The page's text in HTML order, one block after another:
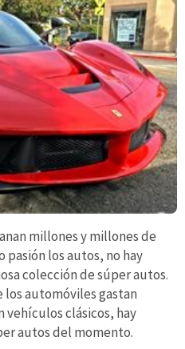
millones y millones de
pasión los autos, no hay
colección de súper autos.
los automóviles gastan
vehículos clásicos, hay
autos del momento.